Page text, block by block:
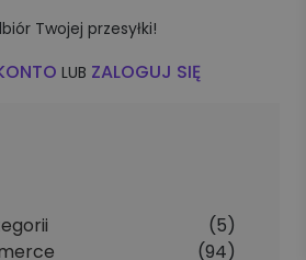
Twojej przesyłki!
LUB ZALOGUJ SIĘ
(5)
(94)